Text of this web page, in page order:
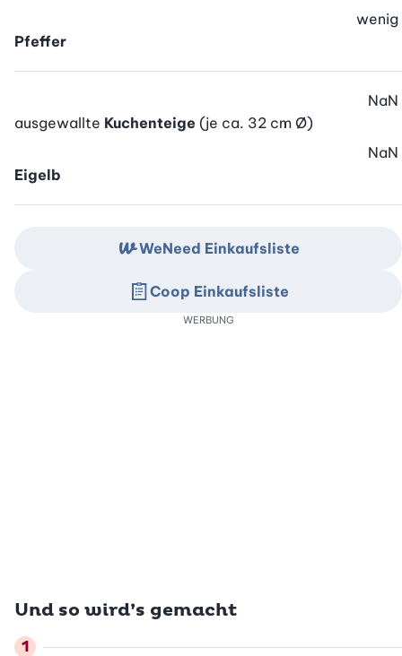
Pfeffer
wenig
ausgewallte Kuchenteige (je ca. 32 cm Ø)
NaN
Eigelb
NaN
Und so wird’s gemacht
WeNeed Einkaufsliste
Coop Einkaufsliste
WERBUNG